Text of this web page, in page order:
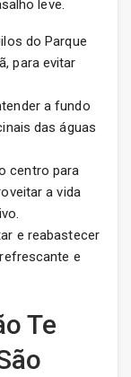
leve.
do Parque
para evitar
a fundo
das águas
centro para
a vida
e reabastecer
e
Te